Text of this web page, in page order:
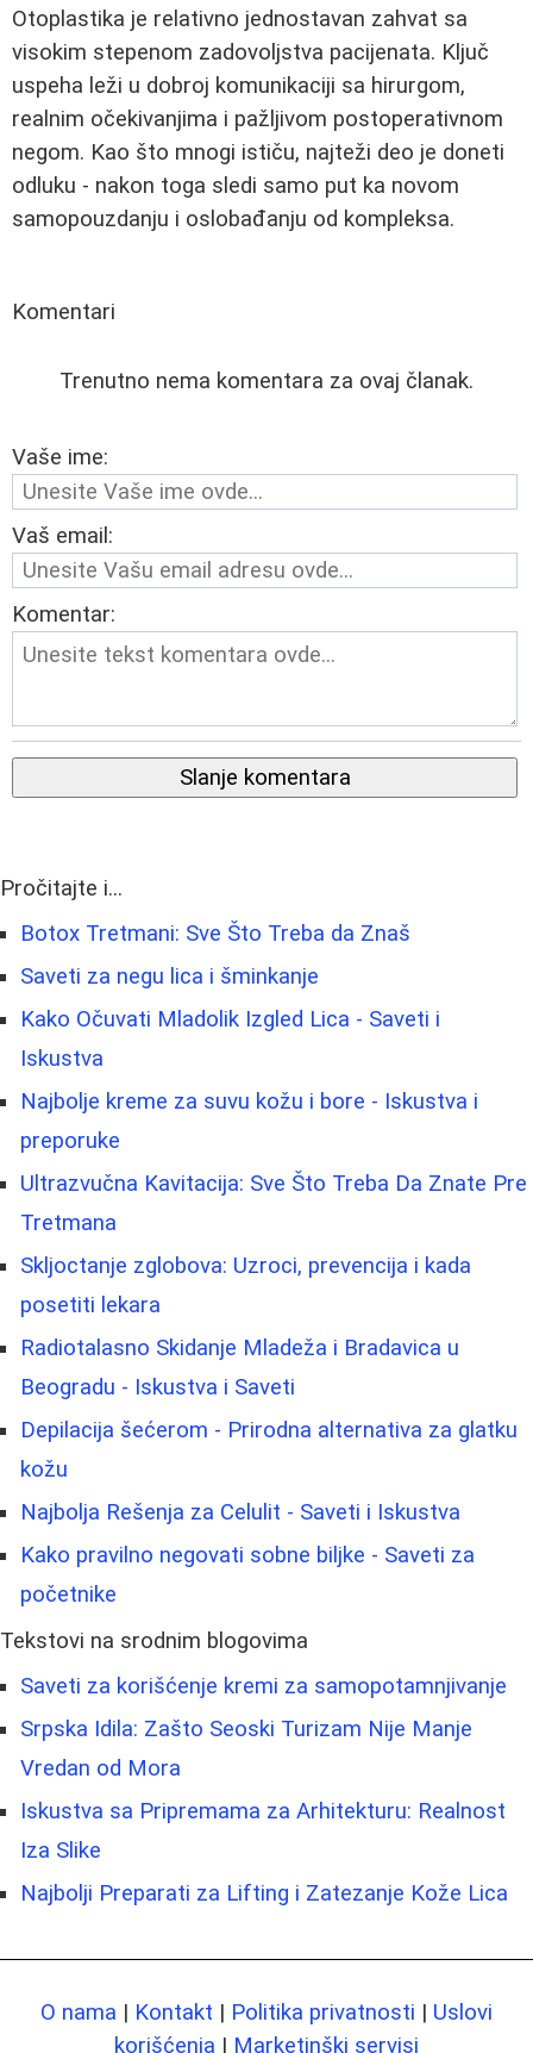
Otoplastika je relativno jednostavan zahvat sa
visokim stepenom zadovoljstva pacijenata. Ključ
uspeha leži u dobroj komunikaciji sa hirurgom,
realnim očekivanjima i pažljivom postoperativnom
negom. Kao što mnogi ističu, najteži deo je doneti
odluku - nakon toga sledi samo put ka novom
samopouzdanju i oslobađanju od kompleksa.
Komentari
Trenutno nema komentara za ovaj članak.
Vaše ime:
Vaš email:
Komentar:
Slanje komentara
Pročitajte i...
Botox Tretmani: Sve Što Treba da Znaš
Saveti za negu lica i šminkanje
Kako Očuvati Mladolik Izgled Lica - Saveti i
Iskustva
Najbolje kreme za suvu kožu i bore - Iskustva i
preporuke
Ultrazvučna Kavitacija: Sve Što Treba Da Znate Pre
Tretmana
Skljoctanje zglobova: Uzroci, prevencija i kada
posetiti lekara
Radiotalasno Skidanje Mladeža i Bradavica u
Beogradu - Iskustva i Saveti
Depilacija šećerom - Prirodna alternativa za glatku
kožu
Najbolja Rešenja za Celulit - Saveti i Iskustva
Kako pravilno negovati sobne biljke - Saveti za
početnike
Tekstovi na srodnim blogovima
Saveti za korišćenje kremi za samopotamnjivanje
Srpska Idila: Zašto Seoski Turizam Nije Manje
Vredan od Morа
Iskustva sa Pripremama za Arhitekturu: Realnost
Iza Slike
Najbolji Preparati za Lifting i Zatezanje Kože Lica
O nama | Kontakt | Politika privatnosti | Uslovi
korišćenja | Marketinški servisi